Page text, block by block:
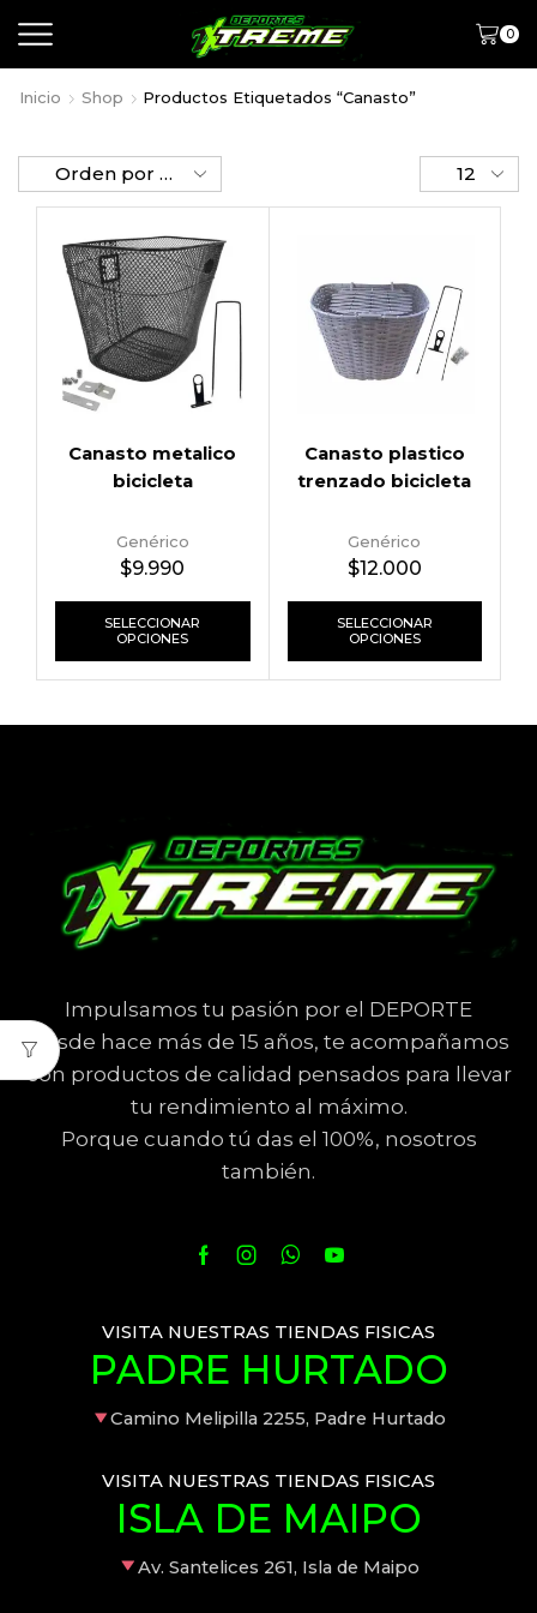
0
Inicio Shop Productos Etiquetados “canasto”
Canasto metalico
bicicleta
Genérico
$9.990
SELECCIONAR
OPCIONES
Canasto plastico
trenzado bicicleta
Genérico
$12.000
SELECCIONAR
OPCIONES
Impulsamos tu pasión por el DEPORTE
Desde hace más de 15 años, te acompañamos
con productos de calidad pensados para llevar
tu rendimiento al máximo.
Porque cuando tú das el 100%, nosotros
también.
VISITA NUESTRAS TIENDAS FISICAS
PADRE HURTADO
Camino Melipilla 2255, Padre Hurtado
VISITA NUESTRAS TIENDAS FISICAS
ISLA DE MAIPO
Av. Santelices 261, Isla de Maipo